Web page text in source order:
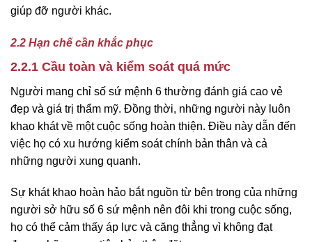
giúp đỡ người khác.
2.2 Hạn chế cần khắc phục
2.2.1 Cầu toàn và kiểm soát quá mức
Người mang chỉ số sứ mệnh 6 thường đánh giá cao vẻ
đẹp và giá trị thẩm mỹ. Đồng thời, những người này luôn
khao khát về một cuộc sống hoàn thiện. Điều này dẫn đến
việc họ có xu hướng kiểm soát chính bản thân và cả
những người xung quanh.
Sự khát khao hoàn hảo bắt nguồn từ bên trong của những
người sở hữu số 6 sứ mệnh nên đôi khi trong cuộc sống,
họ có thể cảm thấy áp lực và căng thẳng vì không đạt